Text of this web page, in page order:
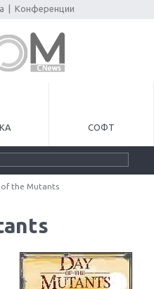
Конференции
СОФТ
of the Mutants